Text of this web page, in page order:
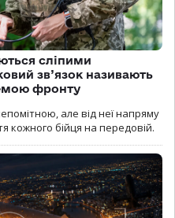
сліпими
зв’язок називають
фронту
але від неї напряму
кожного бійця на передовій.